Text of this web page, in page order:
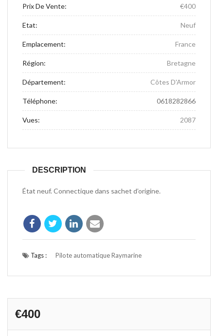
Prix De Vente: €400
Etat: Neuf
Emplacement: France
Région: Bretagne
Département: Côtes D'Armor
Téléphone: 0618282866
Vues: 2087
DESCRIPTION
État neuf. Connectique dans sachet d’origine.
Tags : Pilote automatique Raymarine
€400